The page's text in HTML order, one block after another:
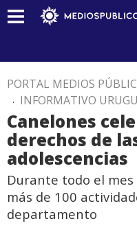
PORTAL MEDIOS
. INFORMATIVO
Canelones
derechos de
adolescencias
Durante todo el
más de 100
departamento